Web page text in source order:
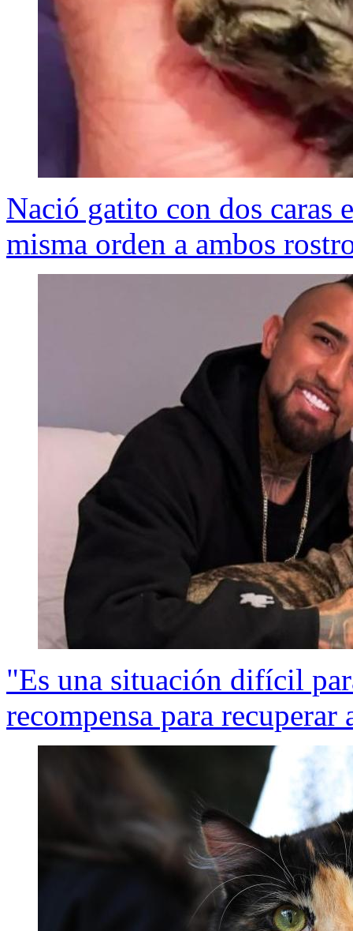
Nació gatito con dos caras
misma orden a ambos
"Es una situación difícil
recompensa para